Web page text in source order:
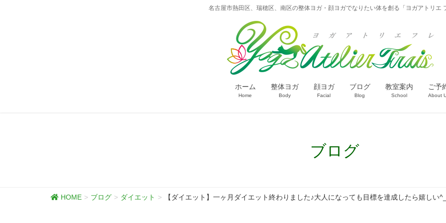
名古屋市熱田区、瑞穂区、南区の整体ヨガ・顔ヨガでなりたい体を創る「ヨガアトリエ
ホーム
Home
整体ヨガ
Body
顔ヨガ
Facial
ブログ
Blog
教室案内
School
ご予
About
ブログ
HOME ブログ ダイエット 【ダイエット】一ヶ月ダイエット終わりました♪大人になっても目標を達成したら嬉しい